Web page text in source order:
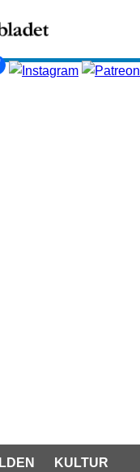
KULTUR